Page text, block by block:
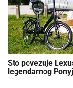
Što povezuje
legendarnog